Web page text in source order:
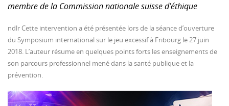
membre de la Commission nationale suisse d’éthique
ndlr Cette intervention a été présentée lors de la séance d’ouverture
du Symposium international sur le jeu excessif à Fribourg le 27 juin
2018. L’auteur résume en quelques points forts les enseignements de
son parcours professionnel mené dans la santé publique et la
prévention.